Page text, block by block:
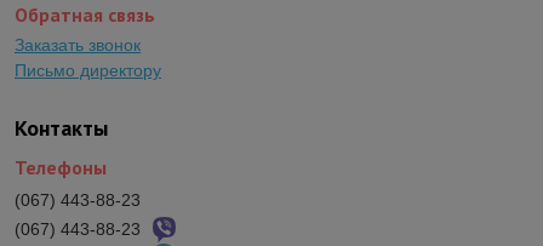
Контакты
Телефоны
(067) 443-88-23
(067) 443-88-23
Обратная связь
Заказать звонок
Письмо директору